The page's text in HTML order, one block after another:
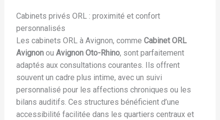
Cabinets privés ORL : proximité et confort
personnalisés
Les cabinets ORL à Avignon, comme Cabinet ORL
Avignonou Avignon Oto-Rhino, sont parfaitement
adaptés aux consultations courantes. Ils offrent
souvent un cadre plus intime, avec un suivi
personnalisé pour les affections chroniques ou les
bilans auditifs. Ces structures bénéficient d’une
accessibilité facilitée dans les quartiers centraux et